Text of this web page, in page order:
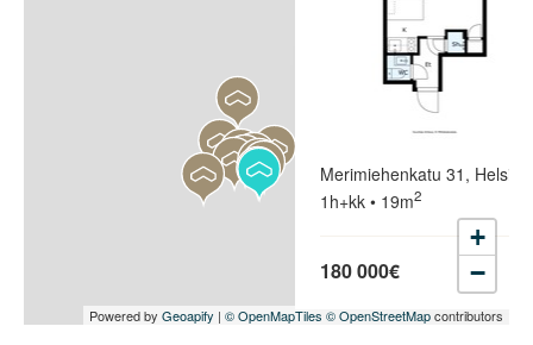
Merimiehenkatu 31, Helsinki
1h+kk • 19m2
180 000€
+
−
Powered by Geoapify | © OpenMapTiles © OpenStreetMapcontributors